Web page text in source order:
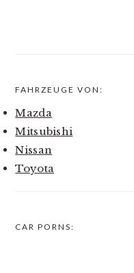
FAHRZEUGE VON:
Mazda
Mitsubishi
Nissan
Toyota
CAR PORNS: